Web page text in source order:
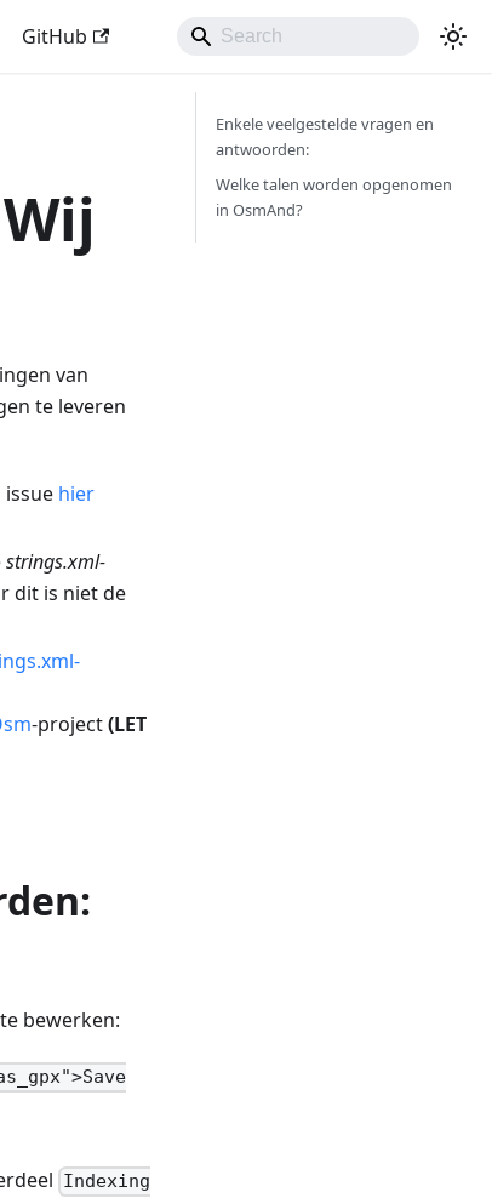
GitHub
van
te leveren
hier
strings.xml-
dit is niet de
-project(LET
bewerken:
Indexing
Enkele veelgestelde vragen en
antwoorden:
Welke talen worden opgenomen
in OsmAnd?